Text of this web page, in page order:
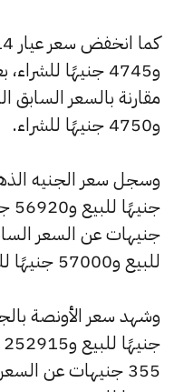
و4750 جنيهًا للشراء.
للبيع و57000 جنيهًا للشراء.